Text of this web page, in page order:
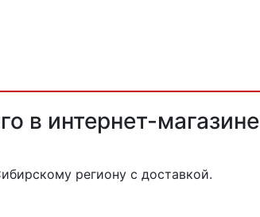
в интернет-магазине
региону с доставкой.